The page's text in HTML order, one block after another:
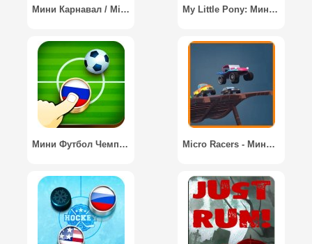
Мини Карнавал / Mini Carnival My Little Pony: Мини-пони
Мини Футбол Чемпионат / Mini Football Championship Micro Racers - Мини-гоночная игра / Micro Racers - Mini Car Racing Game